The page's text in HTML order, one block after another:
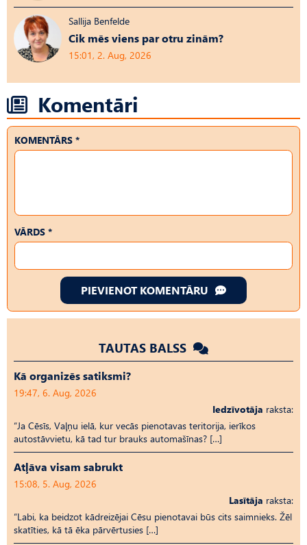
Sallija Benfelde
Cik mēs viens par otru zinām?
15:01, 2. Aug, 2026
Komentāri
KOMENTĀRS *
VĀRDS *
PIEVIENOT KOMENTĀRU
TAUTAS BALSS
Kā organizēs satiksmi?
19:47, 6. Aug, 2026
Iedzīvotāja raksta:
“Ja Cēsīs, Vaļņu ielā, kur vecās pienotavas teritorija, ierīkos
autostāvvietu, kā tad tur brauks automašīnas? […]
Atļāva visam sabrukt
15:08, 5. Aug, 2026
Lasītāja raksta:
“Labi, ka beidzot kādreizējai Cēsu pienotavai būs cits saimnieks. Žēl
skatīties, kā tā ēka pārvērtusies […]